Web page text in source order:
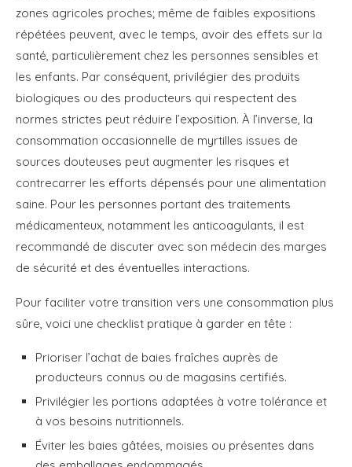
zones agricoles proches; même de faibles expositions
répétées peuvent, avec le temps, avoir des effets sur la
santé, particulièrement chez les personnes sensibles et
les enfants. Par conséquent, privilégier des produits
biologiques ou des producteurs qui respectent des
normes strictes peut réduire l’exposition. À l’inverse, la
consommation occasionnelle de myrtilles issues de
sources douteuses peut augmenter les risques et
contrecarrer les efforts dépensés pour une alimentation
saine. Pour les personnes portant des traitements
médicamenteux, notamment les anticoagulants, il est
recommandé de discuter avec son médecin des marges
de sécurité et des éventuelles interactions.
Pour faciliter votre transition vers une consommation plus
sûre, voici une checklist pratique à garder en tête :
Prioriser l’achat de baies fraîches auprès de
producteurs connus ou de magasins certifiés.
Privilégier les portions adaptées à votre tolérance et
à vos besoins nutritionnels.
Éviter les baies gâtées, moisies ou présentes dans